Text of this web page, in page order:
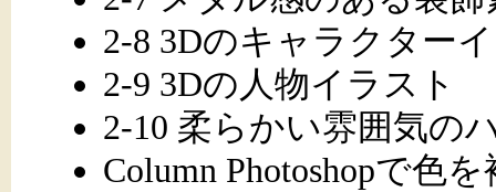
2-8 3Dのキャラクター
2-9 3Dの人物イラスト
2-10 柔らかい雰囲気の
Column Photoshopで色